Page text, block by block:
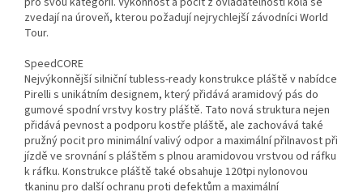
zvedají na úroveň, kterou požadují nejrychlejší závodníci World
Tour.
SpeedCORE
Nejvýkonnější silniční tubless-ready konstrukce pláště v nabídce
Pirelli s unikátním designem, který přidává aramidový pás do
gumové spodní vrstvy kostry pláště. Tato nová struktura nejen
přidává pevnost a podporu kostře pláště, ale zachovává také
pružný pocit pro minimální valivý odpor a maximální přilnavost při
jízdě ve srovnání s pláštěm s plnou aramidovou vrstvou od ráfku
k ráfku. Konstrukce pláště také obsahuje 120tpi nylonovou
tkaninu pro další ochranu proti defektům a maximální